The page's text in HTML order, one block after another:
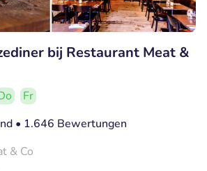
bij Restaurant Meat &
Fr
• 1.646 Bewertungen
& Co